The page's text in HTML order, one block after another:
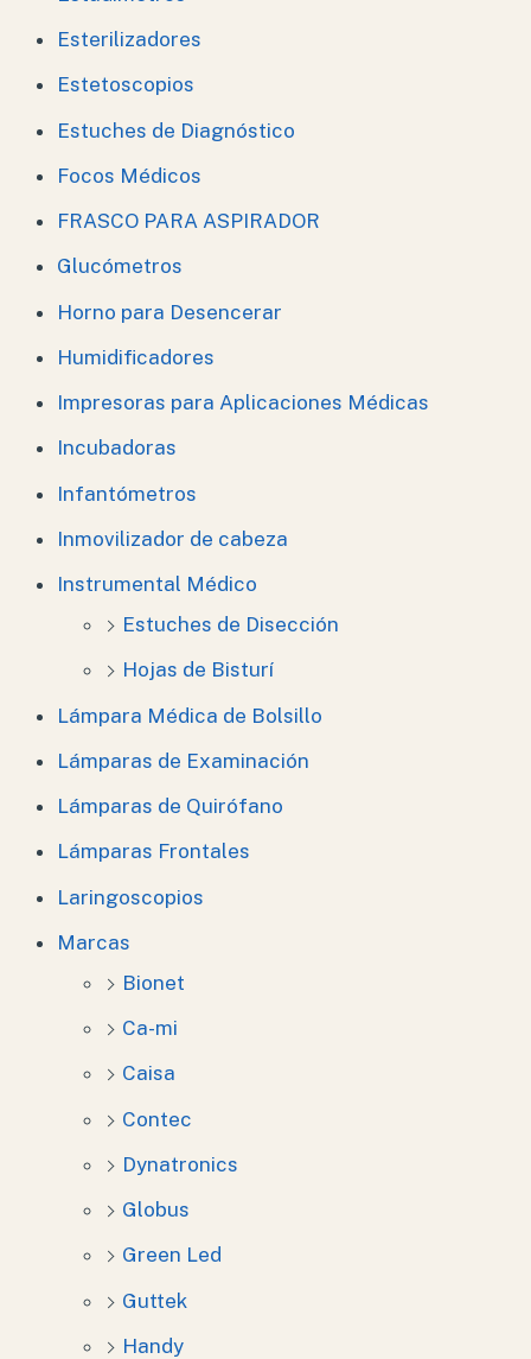
Esterilizadores
Estetoscopios
Estuches de Diagnóstico
Focos Médicos
FRASCO PARA ASPIRADOR
Glucómetros
Horno para Desencerar
Humidificadores
Impresoras para Aplicaciones Médicas
Incubadoras
Infantómetros
Inmovilizador de cabeza
Instrumental Médico
Estuches de Disección
Hojas de Bisturí
Lámpara Médica de Bolsillo
Lámparas de Examinación
Lámparas de Quirófano
Lámparas Frontales
Laringoscopios
Marcas
Bionet
Ca-mi
Caisa
Contec
Dynatronics
Globus
Green Led
Guttek
Handy